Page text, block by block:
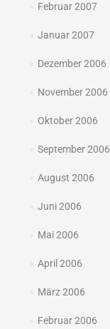
Februar 2007
Januar 2007
Dezember 2006
November 2006
Oktober 2006
September 2006
August 2006
Juni 2006
Mai 2006
April 2006
März 2006
Februar 2006